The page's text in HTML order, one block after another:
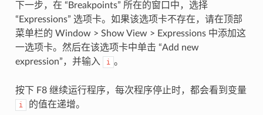
下一步，在 “Breakpoints” 所在的窗口中，选择
“Expressions” 选项卡。如果该选项卡不存在，请在顶部
菜单栏的 Window > Show View > Expressions 中添加这
一选项卡。然后在该选项卡中单击 “Add new
expression”，并输入
i 。
按下 F8 继续运行程序，每次程序停止时，都会看到变量
i 的值在递增。